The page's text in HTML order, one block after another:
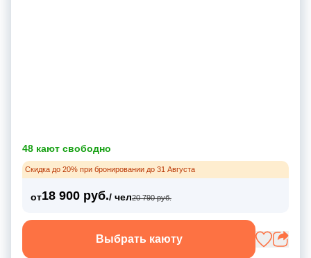
48 кают свободно
Скидка до 20% при бронировании до 31 Августа
от18 900 руб./ чел20 790 руб.
Выбрать каюту